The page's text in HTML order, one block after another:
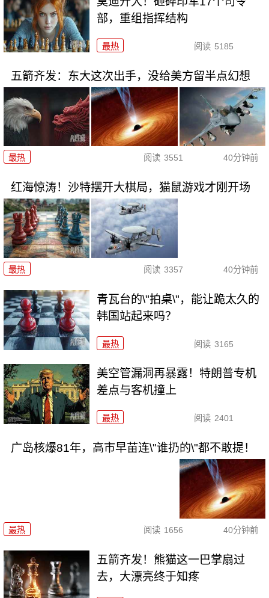
部，重组指挥结构
最热 阅读 5185
五箭齐发：东大这次出手，没给美方留半点幻想
最热 阅读 3551 40分钟前
红海惊涛！沙特摆开大棋局，猫鼠游戏才刚开场
最热 阅读 3357 40分钟前
青瓦台的\"拍桌\"，能让跪太久的
韩国站起来吗？
最热 阅读 3165
美空管漏洞再暴露！特朗普专机
差点与客机撞上
最热 阅读 2401
广岛核爆81年，高市早苗连\"谁扔的\"都不敢提！
最热 阅读 1656 40分钟前
五箭齐发！熊猫这一巴掌扇过
去，大漂亮终于知疼